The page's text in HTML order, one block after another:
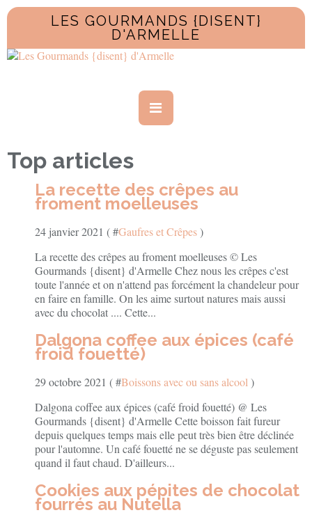
LES GOURMANDS {DISENT}
D'ARMELLE
Top articles
La recette des crêpes au
froment moelleuses
24 janvier 2021 ( #Gaufres et Crêpes)
La recette des crêpes au froment moelleuses © Les
Gourmands {disent} d'Armelle Chez nous les crêpes c'est
toute l'année et on n'attend pas forcément la chandeleur pour
en faire en famille. On les aime surtout natures mais aussi
avec du chocolat .... Cette...
Dalgona coffee aux épices (café
froid fouetté)
29 octobre 2021 ( #Boissons avec ou sans alcool )
Dalgona coffee aux épices (café froid fouetté) @ Les
Gourmands {disent} d'Armelle Cette boisson fait fureur
depuis quelques temps mais elle peut très bien être déclinée
pour l'automne. Un café fouetté ne se déguste pas seulement
quand il faut chaud. D'ailleurs...
Cookies aux pépites de chocolat
fourrés au Nutella